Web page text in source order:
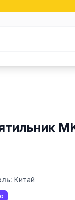
Китай